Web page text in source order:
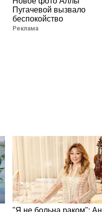
Пугачевой вызвало
беспокойство
Реклама
"Я не больна раком":